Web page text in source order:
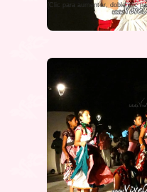
(Clic para aumentar, doble clic